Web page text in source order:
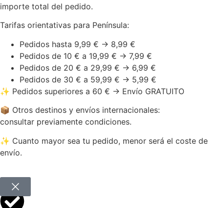
importe total del pedido.
Tarifas orientativas para Península:
Pedidos hasta 9,99 € → 8,99 €
Pedidos de 10 € a 19,99 € → 7,99 €
Pedidos de 20 € a 29,99 € → 6,99 €
Pedidos de 30 € a 59,99 € → 5,99 €
✨ Pedidos superiores a 60 € → Envío GRATUITO
📦 Otros destinos y envíos internacionales:
consultar previamente condiciones.
✨ Cuanto mayor sea tu pedido, menor será el coste de
envío.